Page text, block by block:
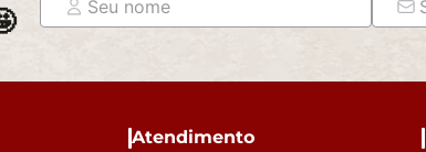
Atendimento